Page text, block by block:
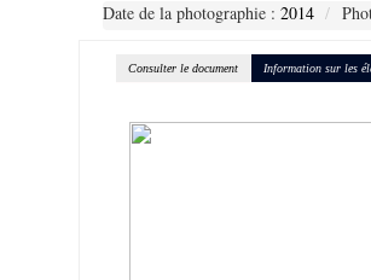
Date de la photographie : 2014
Consulter le document Information sur les